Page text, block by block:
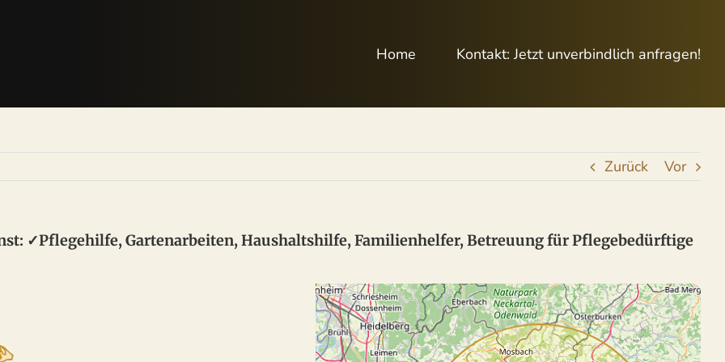
Home Kontakt: Jetzt unverbindlich anfragen!
Zurück Vor
✓Pflegehilfe, Gartenarbeiten, Haushaltshilfe, Familienhelfer, Betreuung für Pflegebedürftige